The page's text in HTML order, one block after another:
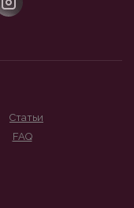
Статьи
FAQ